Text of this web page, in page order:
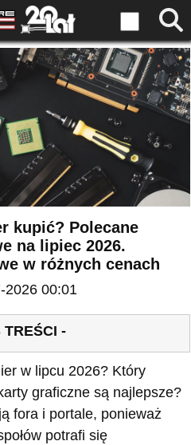
kupić? Polecane
na lipiec 2026.
w różnych cenach
2026 00:01
TREŚCI -
w lipcu 2026? Który
graficzne są najlepsze?
fora i portale, ponieważ
potrafi się